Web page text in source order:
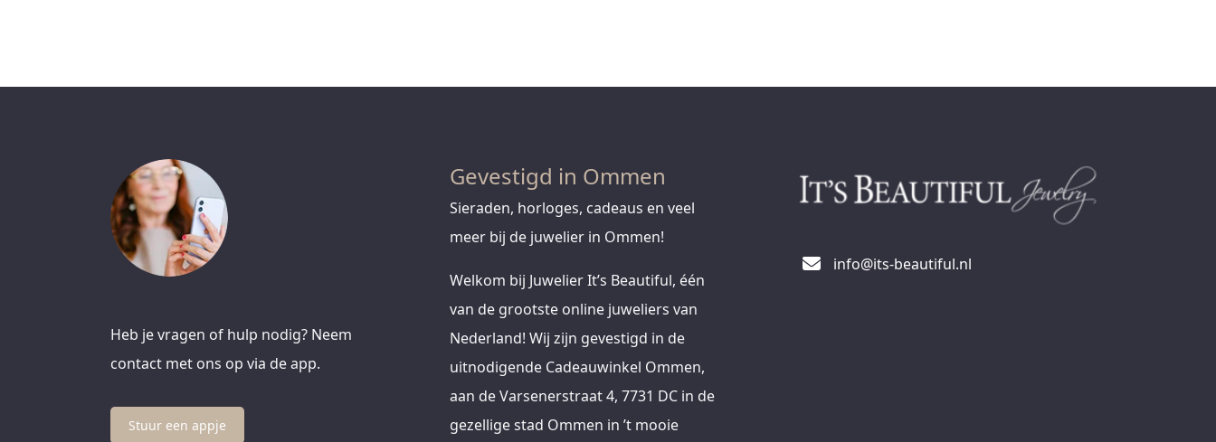
Heb je vragen of hulp nodig? Neem
contact met ons op via de app.
Stuur een appje
Gevestigd in Ommen
Sieraden, horloges, cadeaus en veel
meer bij de juwelier in Ommen!
Welkom bij Juwelier It’s Beautiful, één
van de grootste online juweliers van
Nederland! Wij zijn gevestigd in de
uitnodigende Cadeauwinkel Ommen,
aan de Varsenerstraat 4, 7731 DC in de
gezellige stad Ommen in ’t mooie
info@its-beautiful.nl